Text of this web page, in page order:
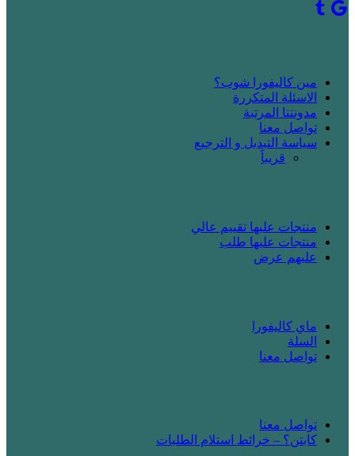
مين كاليفورا شوب؟
الاسئلة المتكررة
مدونتنا المرتبة
تواصل معنا
سياسة التبديل و الترجيع
قريباََ
منتجات عليها تقييم عالي
منتجات عليها طلب
عليهم عرض
ماي كاليفورا
السلة
تواصل معنا
تواصل معنا
كابتن؟ – خرائط استلام الطلبات